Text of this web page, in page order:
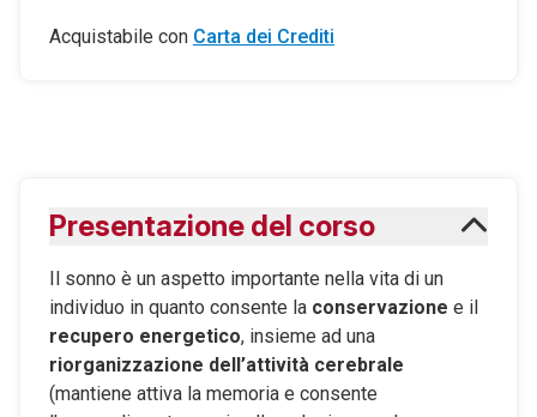
Acquistabile con Carta dei Crediti
Presentazione del corso
Il sonno è un aspetto importante nella vita di un
individuo in quanto consente la conservazione e il
recupero energetico, insieme ad una
riorganizzazione dell’attività cerebrale
(mantiene attiva la memoria e consente